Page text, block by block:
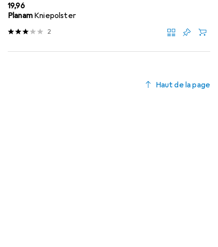
EUR
19,96
Planam Kniepolster
2
Haut de la page